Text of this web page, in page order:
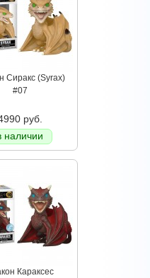
Сиракс (Syrax)
#07
руб.
наличии
Караксес